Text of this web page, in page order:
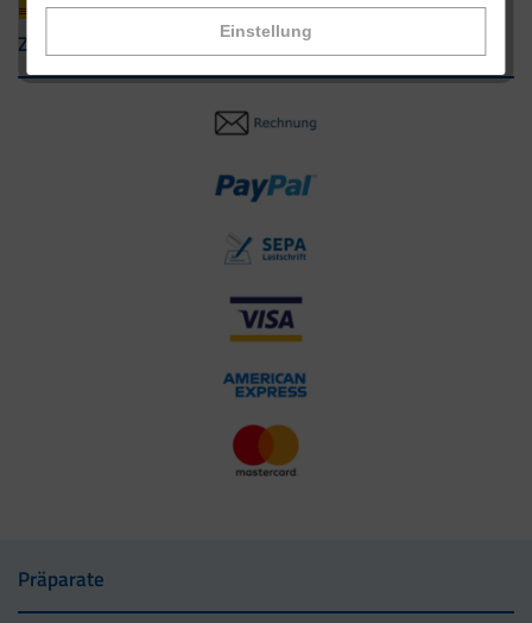
Einstellung
Zahlungsarten
Präparate